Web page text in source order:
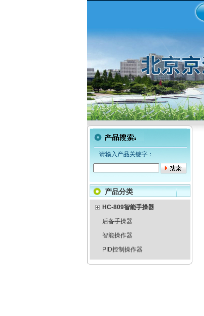
请输入产品关键字：
产品分类
HC-809智能手操器
后备手操器
智能操作器
PID控制操作器